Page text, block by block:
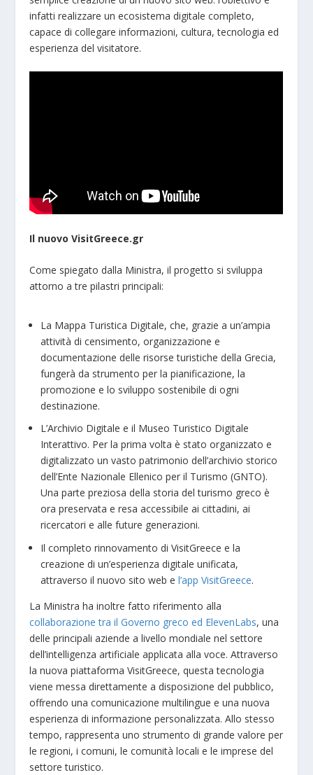
infatti realizzare un ecosistema digitale completo,
capace di collegare informazioni, cultura, tecnologia ed
esperienza del visitatore.
Il nuovo VisitGreece.gr
Come spiegato dalla Ministra, il progetto si sviluppa
attorno a tre pilastri principali:
La Mappa Turistica Digitale, che, grazie a un’ampia
attività di censimento, organizzazione e
documentazione delle risorse turistiche della Grecia,
fungerà da strumento per la pianificazione, la
promozione e lo sviluppo sostenibile di ogni
destinazione.
L’Archivio Digitale e il Museo Turistico Digitale
Interattivo. Per la prima volta è stato organizzato e
digitalizzato un vasto patrimonio dell’archivio storico
dell’Ente Nazionale Ellenico per il Turismo (GNTO).
Una parte preziosa della storia del turismo greco è
ora preservata e resa accessibile ai cittadini, ai
ricercatori e alle future generazioni.
Il completo rinnovamento di VisitGreece e la
creazione di un’esperienza digitale unificata,
attraverso il nuovo sito web el’app VisitGreece.
La Ministra ha inoltre fatto riferimento alla
collaborazione tra il Governo greco ed ElevenLabs, una
delle principali aziende a livello mondiale nel settore
dell’intelligenza artificiale applicata alla voce. Attraverso
la nuova piattaforma VisitGreece, questa tecnologia
viene messa direttamente a disposizione del pubblico,
offrendo una comunicazione multilingue e una nuova
esperienza di informazione personalizzata. Allo stesso
tempo, rappresenta uno strumento di grande valore per
le regioni, i comuni, le comunità locali e le imprese del
settore turistico.